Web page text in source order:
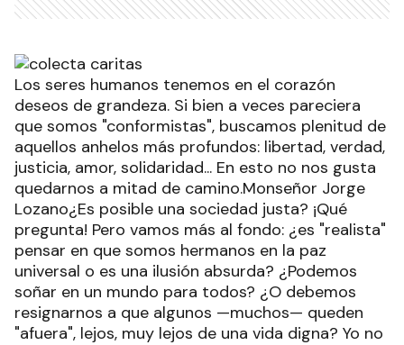
Los seres humanos tenemos en el corazón
deseos de grandeza. Si bien a veces pareciera
que somos "conformistas", buscamos plenitud de
aquellos anhelos más profundos: libertad, verdad,
justicia, amor, solidaridad... En esto no nos gusta
quedarnos a mitad de camino.Monseñor Jorge
Lozano¿Es posible una sociedad justa? ¡Qué
pregunta! Pero vamos más al fondo: ¿es "realista"
pensar en que somos hermanos en la paz
universal o es una ilusión absurda? ¿Podemos
soñar en un mundo para todos? ¿O debemos
resignarnos a que algunos —muchos— queden
"afuera", lejos, muy lejos de una vida digna? Yo no